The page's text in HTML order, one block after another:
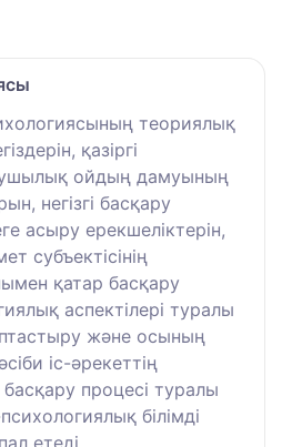
теориялық
қазіргі
ойдың дамуының
негізгі басқару
асыру ерекшеліктерін,
субъектісінің
қатар басқару
аспектілері туралы
және осының
іс-әрекеттің
басқару процесі туралы
білімді